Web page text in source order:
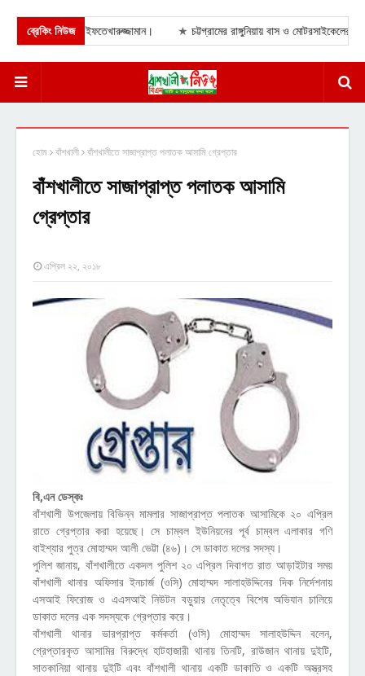
ব্রেকিং নিউজ
দাবি জানালেন ড. ইফতেখারুজ্জামান। ★চট্টগ্রামের রাঙ্গুনিয়ায় বাস ও মোটরসাইকেলের
হোম বাঁশখালী বাঁশখালীতে সাজাপ্রাপ্ত পলাতক আসামি গ্রেপ্তার
বাঁশখালীতে সাজাপ্রাপ্ত পলাতক আসামি
গ্রেপ্তার
এপ্রিল ২২, ২০১৮
বি,এন ডেস্কঃ
বাঁশখালী উপজেলায় বিভিন্ন মামলার সাজাপ্রাপ্ত পলাতক আসামিকে ২০ এপ্রিল
রাতে গ্রেপ্তার করা হয়েছে। সে চাম্বল ইউনিয়নের পূর্ব চাম্বল এলাকার গণি
বাইশ্যার পুত্র মোহাম্মদ আলী ভেট্টা (৪৬)। সে ডাকাত দলের সদস্য।
পুলিশ জানায়, বাঁশখালীতে একদল পুলিশ ২০ এপ্রিল দিবাগত রাত আড়াইটার সময়
বাঁশখালী থানার অফিসার ইনচার্জ (ওসি) মোহাম্মদ সালাহউদ্দিনের দিক নির্দেশনায়
এসআই ফিরোজ ও এএসআই নিউটন বড়ুয়ার নেতৃত্বে বিশেষ অভিযান চালিয়ে
ডাকাত দলের এক সদস্যকে গ্রেপ্তার করে।
বাঁশখালী থানার ভারপ্রাপ্ত কর্মকর্তা (ওসি) মোহাম্মদ সালাহউদ্দিন বলেন,
গ্রেপ্তারকৃত আসামির বিরুদ্ধে হাটহাজারী থানায় তিনটি, রাউজান থানায় দুইটি,
সাতকানিয়া থানায় দুইটি এবং বাঁশখালী থানায় একটি ডাকাতি ও একটি অস্ত্রসহ